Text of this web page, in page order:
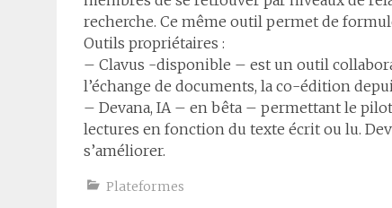
recherche. Ce même outil permet de
Outils propriétaires :
– Clavus -disponible – est un outil
l’échange de documents, la co-édition
– Devana, IA – en bêta – permettant le
lectures en fonction du texte écrit ou lu.
s’améliorer.
Plateformes